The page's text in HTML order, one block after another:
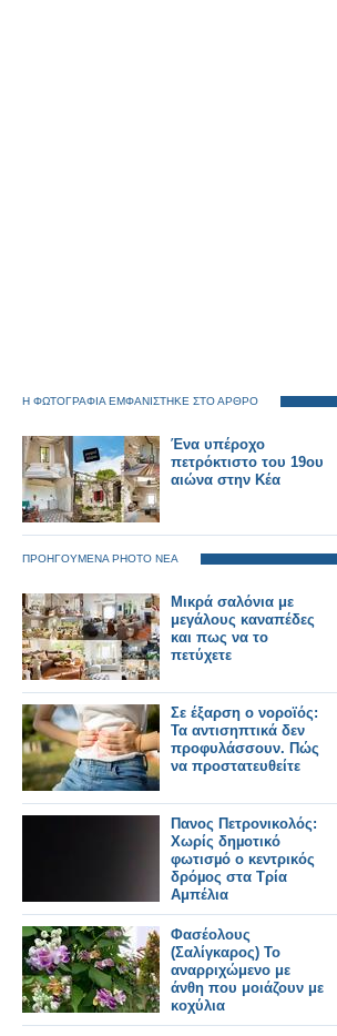
Η ΦΩΤΟΓΡΑΦΙΑ ΕΜΦΑΝΙΣΤΗΚΕ ΣΤΟ ΑΡΘΡΟ
Ένα υπέροχο
πετρόκτιστο του 19ου
αιώνα στην Κέα
ΠΡΟΗΓΟΥΜΕΝΑ PHOTO ΝΕΑ
Μικρά σαλόνια με
μεγάλους καναπέδες
και πως να το
πετύχετε
Σε έξαρση ο νοροϊός:
Τα αντισηπτικά δεν
προφυλάσσουν. Πώς
να προστατευθείτε
Πανος Πετρονικολός:
Χωρίς δηµοτικό
φωτισµό ο κεντρικός
δρόµος στα Τρία
Αμπέλια
Φασέολους
(Σαλίγκαρος) Το
αναρριχώμενο με
άνθη που μοιάζουν με
κοχύλια